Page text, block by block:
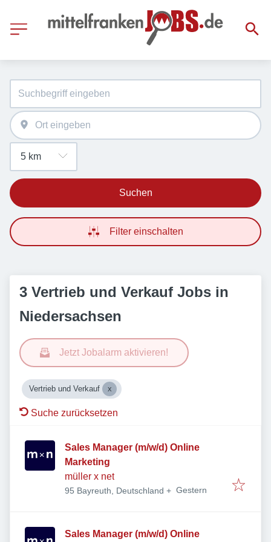
Suchen
Filter einschalten
3 Vertrieb und Verkauf Jobs in
Niedersachsen
Jetzt Jobalarm aktivieren!
Vertrieb und Verkauf
Suche zurücksetzen
Sales Manager (m/w/d) Online
Marketing
müller x net
95 Bayreuth, Deutschland + Veröffentlicht
Gestern
Sales Manager (m/w/d) Online